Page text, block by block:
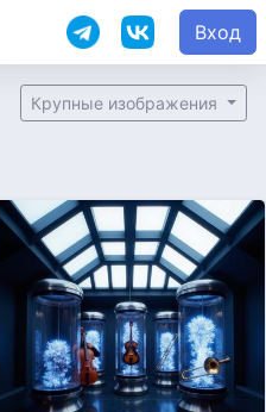
Вход
Крупные изображения